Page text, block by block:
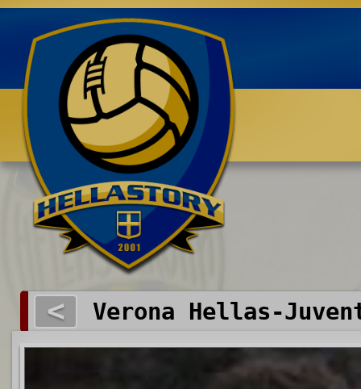
Benvenuti su HELLASTORY.net
< Verona Hellas-